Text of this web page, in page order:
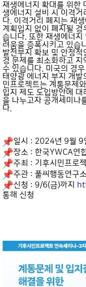
재생에너지 확대를 위한
생에너지 설비 시 이격거
다. 이격거리 폐지는 재
계획입지 없이 폐지될
습니다. 또한 재생에너지
려움을 증폭시키고 있습
발전부지 확보 및 안정
경 문제를 최소화하고
수 있습니다. 미국의 경
태양광 에너지 부지 개발
민프로젝트는 계통문제
입지 제도 도입방안에
을 나누고자 공개세미나
다.
일시 : 2024년 9월
장소 : 한국YWCA연
주최 : 기후시민프로
주관 : 풀씨행동연구소
신청 : 9/6(금)까지
통해 신청